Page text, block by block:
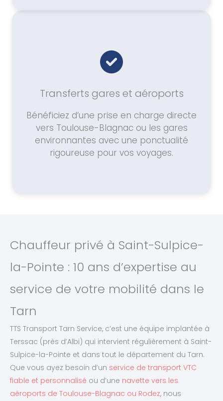
Transferts gares et aéroports
Bénéficiez d’une prise en charge directe
vers Toulouse-Blagnac ou les gares
environnantes avec une ponctualité
rigoureuse pour vos voyages.
Chauffeur privé à Saint-Sulpice-
la-Pointe : 10 ans d’expertise au
service de votre mobilité dans le
Tarn
TTS Transport Tarn Service, c’est une équipe implantée à
Terssac (près d’Albi) qui intervient régulièrement à Saint-
Sulpice-la-Pointe et dans tout le département du Tarn.
Que vous ayez besoin d’un service de transport VTC
fiable et personnalisé ou d’une navette vers les
aéroports de Toulouse-Blagnac ou Rodez, nous